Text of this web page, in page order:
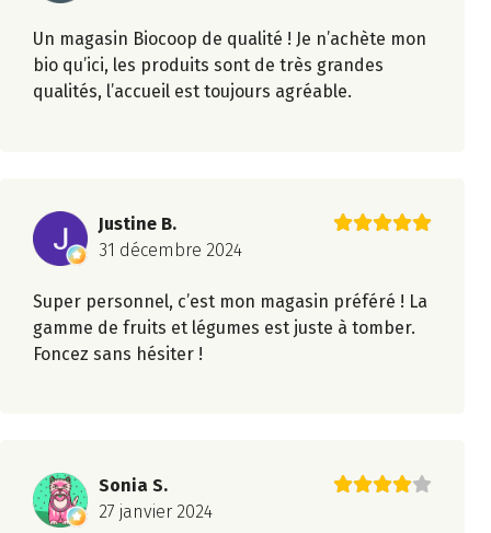
Un magasin Biocoop de qualité ! Je n’achète mon
bio qu’ici, les produits sont de très grandes
qualités, l’accueil est toujours agréable.
Justine B.
31 décembre 2024
Super personnel, c’est mon magasin préféré ! La
gamme de fruits et légumes est juste à tomber.
Foncez sans hésiter !
Sonia S.
27 janvier 2024